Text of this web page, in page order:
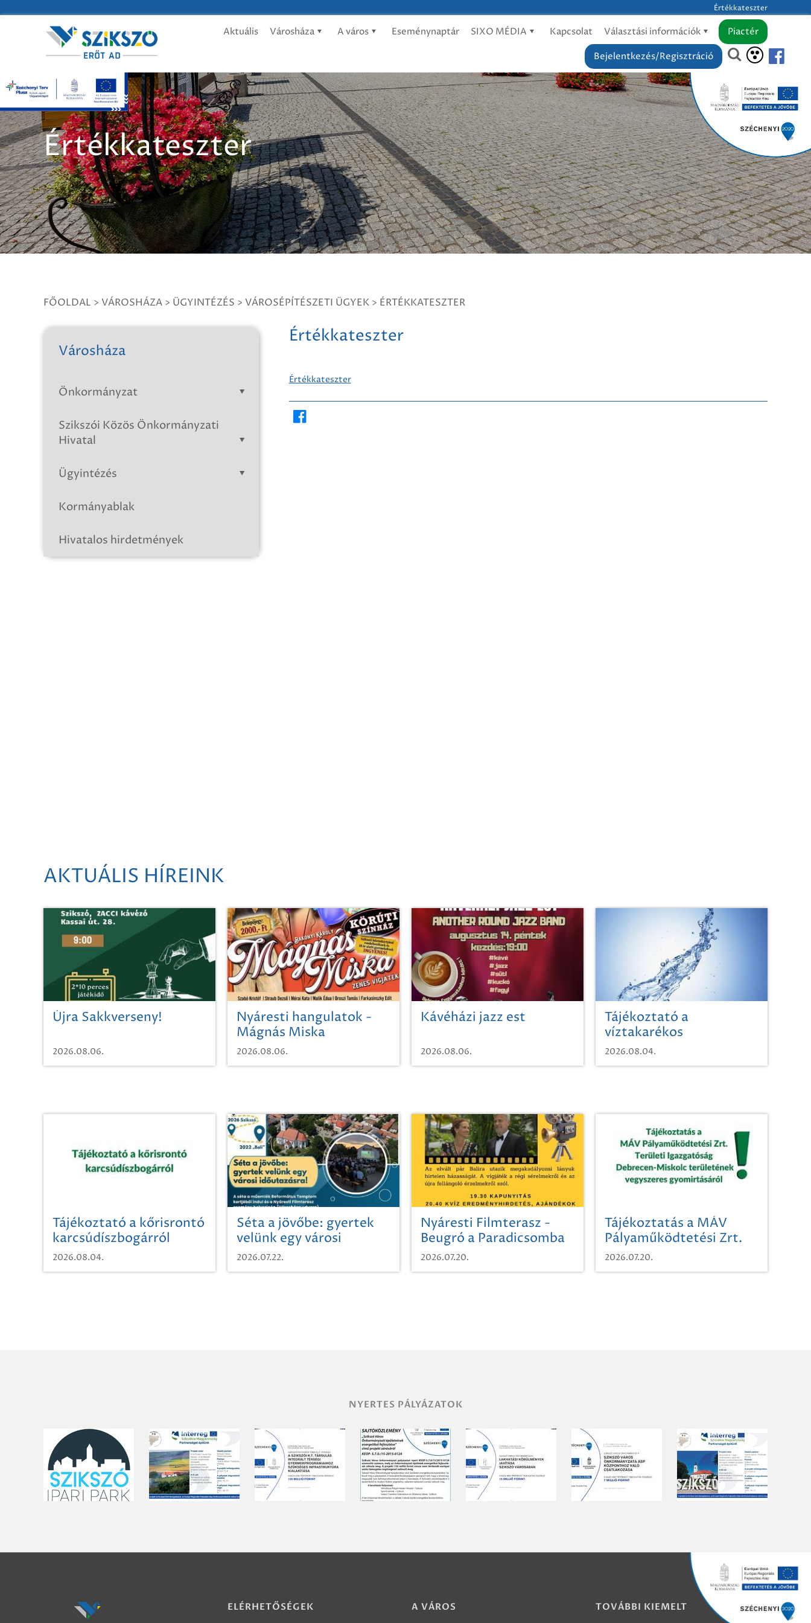
Értékkateszter
Aktuális Városháza A város Eseménynaptár SIXO MÉDIA Kapcsolat Választási információk
Piactér
Bejelentkezés/Regisztráció
Értékkateszter
FŐOLDAL > VÁROSHÁZA > ÜGYINTÉZÉS > VÁROSÉPÍTÉSZETI ÜGYEK > ÉRTÉKKATESZTER
Városháza
Önkormányzat
Szikszói Közös Önkormányzati
Hivatal
Ügyintézés
Kormányablak
Hivatalos hirdetmények
Értékkateszter
Értékkateszter
AKTUÁLIS HÍREINK
Újra Sakkverseny!
2026.08.06.
Nyáresti hangulatok -
Mágnás Miska
2026.08.06.
Kávéházi jazz est
2026.08.06.
Tájékoztató a
víztakarékos
vízhasználatról
2026.08.04.
Tájékoztató a kőrisrontó
karcsúdíszbogárról
2026.08.04.
Séta a jövőbe: gyertek
velünk egy városi
időutazásra!
2026.07.22.
Nyáresti Filmterasz -
Beugró a Paradicsomba
2026.07.20.
Tájékoztatás a MÁV
Pályaműködtetési Zrt.
Területi Igazgatóság
Debrecen-Miskolc
2026.07.20.
NYERTES PÁLYÁZATOK
ELÉRHETŐSÉGEK A VÁROS TOVÁBBI KIEMELT